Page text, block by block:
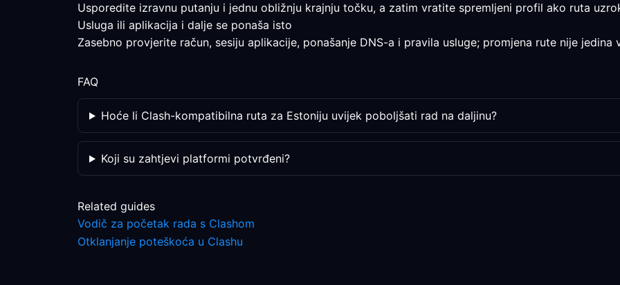
Usporedite izravnu putanju i jednu obližnju krajnju točku, a zatim vratite spremljeni profil ako ruta
Usluga ili aplikacija i dalje se ponaša isto
Zasebno provjerite račun, sesiju aplikacije, ponašanje DNS-a i pravila usluge; promjena rute nije jedina
FAQ
Hoće li Clash-kompatibilna ruta za Estoniju uvijek poboljšati rad na daljinu?
Koji su zahtjevi platformi potvrđeni?
Related guides
Vodič za početak rada s Clashom
Otklanjanje poteškoća u Clashu